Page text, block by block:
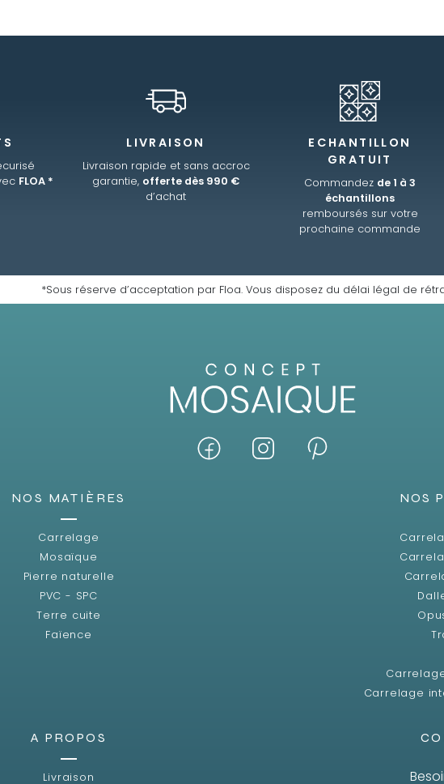
FLOA *
LIVRAISON
Livraison rapide et sans accroc
garantie, offerte dès 990 €
d’achat
ECHANTILLON
GRATUIT
Commandez de 1 à 3
échantillons
remboursés sur votre
prochaine commande
*Sous réserve d’acceptation par Floa. Vous disposez du délai légal de
NOS MATIÈRES
Carrelage
Mosaïque
Pierre naturelle
PVC - SPC
Terre cuite
Faïence
NOS
Carrelage
A PROPOS
Livraison